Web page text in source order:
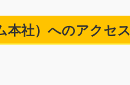
本社）へのアクセス